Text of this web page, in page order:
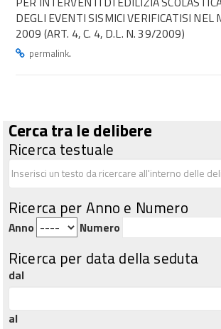
DEGLI EVENTI SISMICI VERIFICATISI NEL
2009 (ART. 4, C. 4, D.L. N. 39/2009)
permalink.
Cerca tra le delibere
Ricerca testuale
Ricerca per Anno e Numero
Anno Numero
Ricerca per data della seduta
dal
al